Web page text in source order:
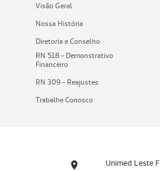
Visão Geral
Nossa História
Diretoria e Conselho
RN 518 - Demonstrativo
Financeiro
RN 309 - Reajustes
Trabalhe Conosco
Unimed Leste